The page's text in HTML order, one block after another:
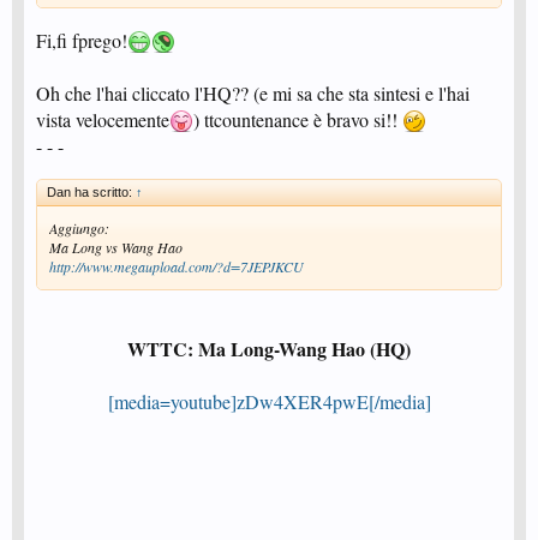
Fi,fi fprego!
Oh che l'hai cliccato l'HQ?? (e mi sa che sta sintesi e l'hai
vista velocemente
) ttcountenance è bravo si!!
- - -
Dan ha scritto: ↑
Aggiungo:
Ma Long vs Wang Hao
http://www.megaupload.com/?d=7JEPJKCU
WTTC: Ma Long-Wang Hao (HQ)
[media=youtube]zDw4XER4pwE[/media]